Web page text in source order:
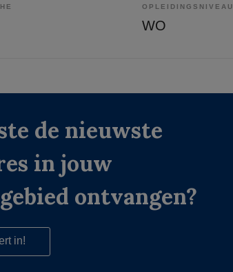
OPLEIDINGSNIVEAU
WO
de nieuwste
in jouw
ontvangen?
in!